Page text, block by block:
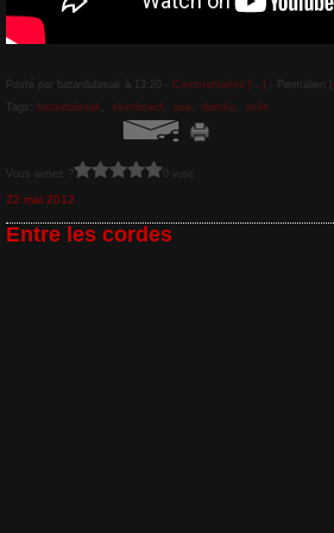
Posté par batardubreak à 13:20 - Commentaires [ …] - Permalien [
Tags:
batardubreak skimboard usa domke exile
Vous aimez ? 0 vote
22 mai 2012
Entre les cordes